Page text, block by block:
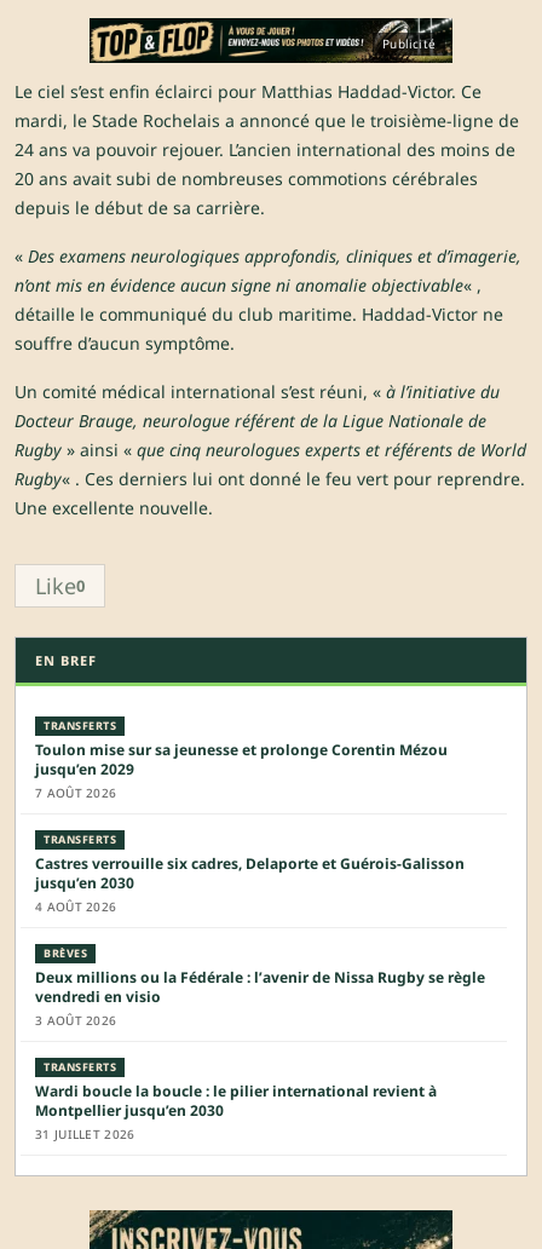
Publicité
Le ciel s’est enfin éclairci pour Matthias Haddad-Victor. Ce
mardi, le Stade Rochelais a annoncé que le troisième-ligne de
24 ans va pouvoir rejouer. L’ancien international des moins de
20 ans avait subi de nombreuses commotions cérébrales
depuis le début de sa carrière.
« Des examens neurologiques approfondis, cliniques et d’imagerie,
n’ont mis en évidence aucun signe ni anomalie objectivable« ,
détaille le communiqué du club maritime. Haddad-Victor ne
souffre d’aucun symptôme.
Un comité médical international s’est réuni, « à l’initiative du
Docteur Brauge, neurologue référent de la Ligue Nationale de
Rugby » ainsi « que cinq neurologues experts et référents de World
Rugby« . Ces derniers lui ont donné le feu vert pour reprendre.
Une excellente nouvelle.
Like0
EN BREF
TRANSFERTS
Toulon mise sur sa jeunesse et prolonge Corentin Mézou
jusqu’en 2029
7 AOÛT 2026
TRANSFERTS
Castres verrouille six cadres, Delaporte et Guérois-Galisson
jusqu’en 2030
4 AOÛT 2026
BRÈVES
Deux millions ou la Fédérale : l’avenir de Nissa Rugby se règle
vendredi en visio
3 AOÛT 2026
TRANSFERTS
Wardi boucle la boucle : le pilier international revient à
Montpellier jusqu’en 2030
31 JUILLET 2026